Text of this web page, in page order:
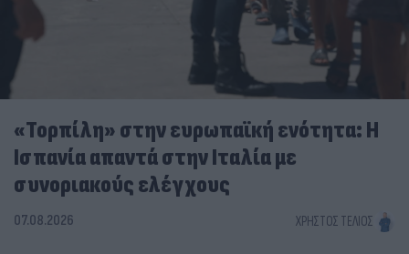
«Τορπίλη» στην ευρωπαϊκή ενότητα: Η
Ισπανία απαντά στην Ιταλία με
συνοριακούς ελέγχους
07.08.2026 ΧΡΉΣΤΟΣ ΤΈΛΙΟΣ